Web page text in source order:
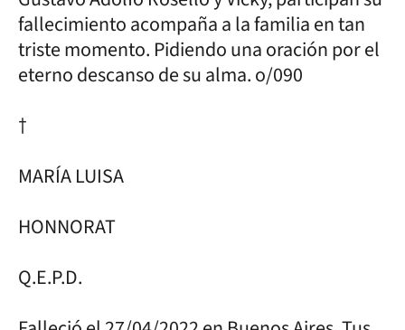
fallecimiento acompaña a la familia en tan
triste momento. Pidiendo una oración por el
eterno descanso de su alma. o/090
†
MARÍA LUISA
HONNORAT
Q.E.P.D.